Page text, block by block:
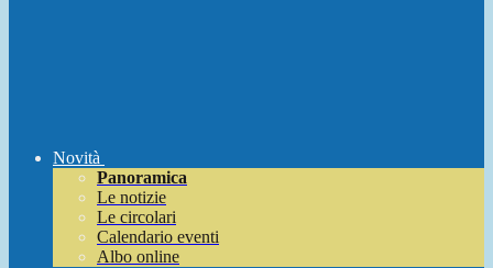
Novità
Panoramica
Le notizie
Le circolari
Calendario eventi
Albo online